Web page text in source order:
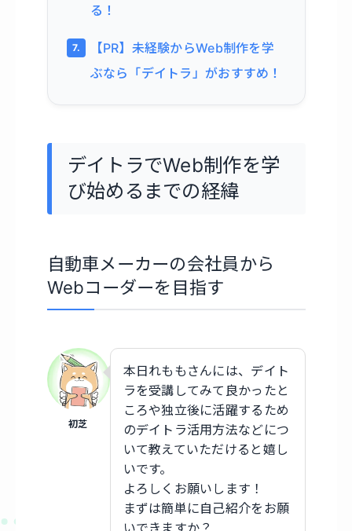
る！
【PR】未経験からWeb制作を学
ぶなら「デイトラ」がおすすめ！
デイトラでWeb制作を学
び始めるまでの経緯
自動車メーカーの会社員から
Webコーダーを目指す
初芝
本日れももさんには、デイト
ラを受講してみて良かったと
ころや独立後に活躍するため
のデイトラ活用方法などにつ
いて教えていただけると嬉し
いです。
よろしくお願いします！
まずは簡単に自己紹介をお願
いできますか？